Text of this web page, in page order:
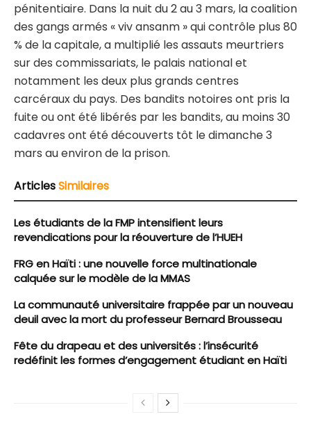
pénitentiaire. Dans la nuit du 2 au 3 mars, la coalition
des gangs armés « viv ansanm » qui contrôle plus 80
% de la capitale, a multiplié les assauts meurtriers
sur des commissariats, le palais national et
notamment les deux plus grands centres
carcéraux du pays. Des bandits notoires ont pris la
fuite ou ont été libérés par les bandits, au moins 30
cadavres ont été découverts tôt le dimanche 3
mars au environ de la prison.
ArticlesSimilaires
Les étudiants de la FMP intensifient leurs
revendications pour la réouverture de l’HUEH
FRG en Haïti : une nouvelle force multinationale
calquée sur le modèle de la MMAS
La communauté universitaire frappée par un nouveau
deuil avec la mort du professeur Bernard Brousseau
Fête du drapeau et des universités : l’insécurité
redéfinit les formes d’engagement étudiant en Haïti